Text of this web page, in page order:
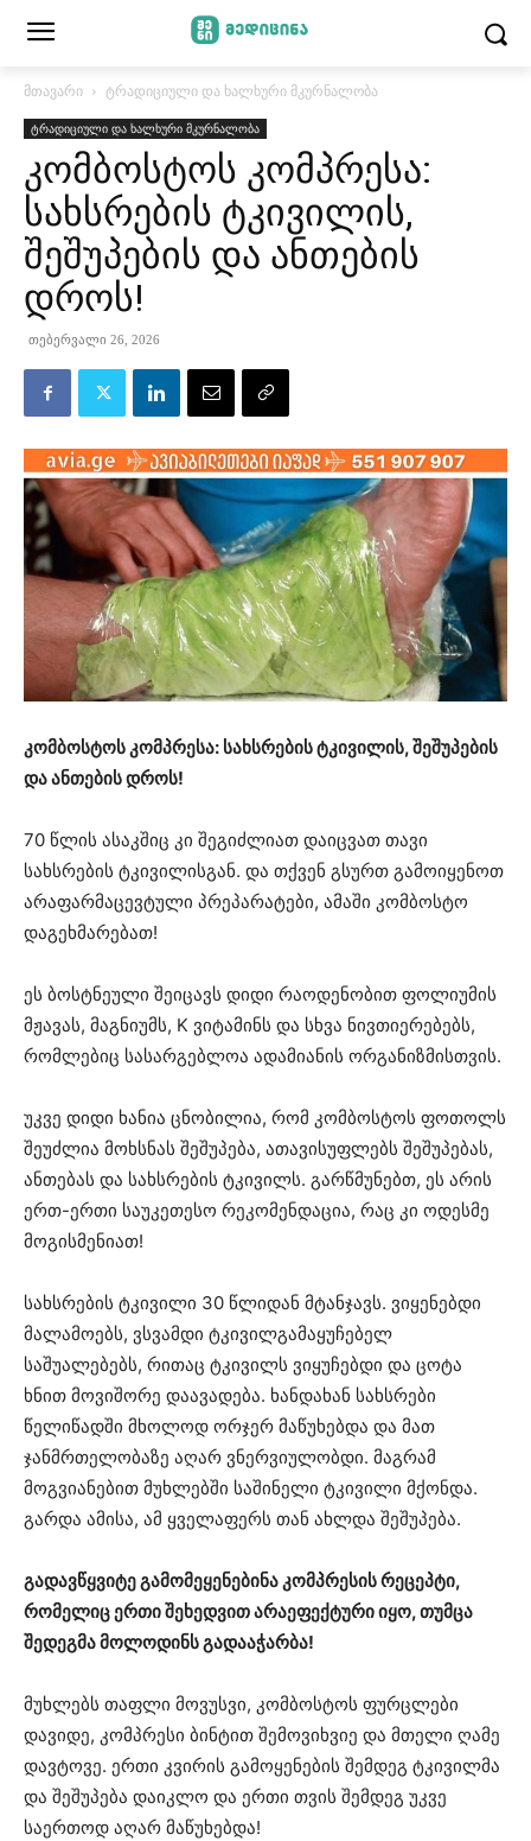
მთავარი ტრადიციული და ხალხური მკურნალობა
ტრადიციული და ხალხური მკურნალობა
კომბოსტოს კომპრესა:
სახსრების ტკივილის,
შეშუპების და ანთების
დროს!
თებერვალი 26, 2026
კომბოსტოს კომპრესა: სახსრების ტკივილის, შეშუპების
და ანთების დროს!
70 წლის ასაკშიც კი შეგიძლიათ დაიცვათ თავი
სახსრების ტკივილისგან. და თქვენ გსურთ გამოიყენოთ
არაფარმაცევტული პრეპარატები, ამაში კომბოსტო
დაგეხმარებათ!
ეს ბოსტნეული შეიცავს დიდი რაოდენობით ფოლიუმის
მჟავას, მაგნიუმს, K ვიტამინს და სხვა ნივთიერებებს,
რომლებიც სასარგებლოა ადამიანის ორგანიზმისთვის.
უკვე დიდი ხანია ცნობილია, რომ კომბოსტოს ფოთოლს
შეუძლია მოხსნას შეშუპება, ათავისუფლებს შეშუპებას,
ანთებას და სახსრების ტკივილს. გარწმუნებთ, ეს არის
ერთ-ერთი საუკეთესო რეკომენდაცია, რაც კი ოდესმე
მოგისმენიათ!
სახსრების ტკივილი 30 წლიდან მტანჯავს. ვიყენებდი
მალამოებს, ვსვამდი ტკივილგამაყუჩებელ
საშუალებებს, რითაც ტკივილს ვიყუჩებდი და ცოტა
ხნით მოვიშორე დაავადება. ხანდახან სახსრები
წელიწადში მხოლოდ ორჯერ მაწუხებდა და მათ
ჯანმრთელობაზე აღარ ვნერვიულობდი. მაგრამ
მოგვიანებით მუხლებში საშინელი ტკივილი მქონდა.
გარდა ამისა, ამ ყველაფერს თან ახლდა შეშუპება.
გადავწყვიტე გამომეყენებინა კომპრესის რეცეპტი,
რომელიც ერთი შეხედვით არაეფექტური იყო, თუმცა
შედეგმა მოლოდინს გადააჭარბა!
მუხლებს თაფლი მოვუსვი, კომბოსტოს ფურცლები
დავიდე, კომპრესი ბინტით შემოვიხვიე და მთელი ღამე
დავტოვე. ერთი კვირის გამოყენების შემდეგ ტკივილმა
და შეშუპება დაიკლო და ერთი თვის შემდეგ უკვე
საერთოდ აღარ მაწუხებდა!